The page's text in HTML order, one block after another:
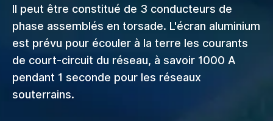
Il peut être constitué de 3 conducteurs de
phase assemblés en torsade. L'écran aluminium
est prévu pour écouler à la terre les courants
de court-circuit du réseau, à savoir 1000 A
pendant 1 seconde pour les réseaux
souterrains.